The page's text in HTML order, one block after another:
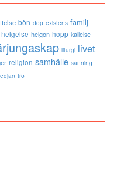
bön dop existens familj
helgelse helgon hopp kallelse
liturgi livet
religion samhälle sanning
tro